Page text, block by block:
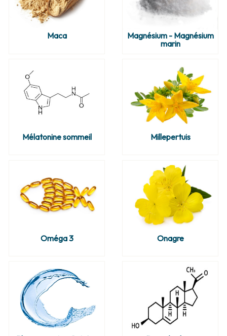
Maca
Magnésium - Magnésium
marin
Mélatonine sommeil Millepertuis
Oméga 3 Onagre